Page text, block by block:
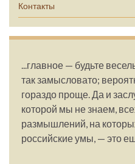
Контакты
...главное — будьте
так замысловато;
гораздо проще. Да и
которой мы не знаем,
размышлений, на
российские умы, — это